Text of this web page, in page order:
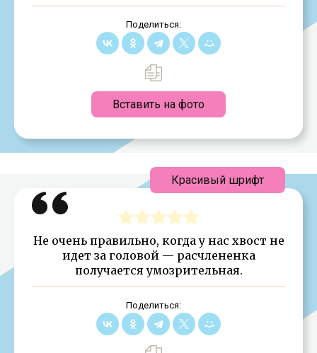
Поделиться:
Вставить на фото
Не очень правильно, когда у нас хвост не
идет за головой — расчлененка
получается умозрительная.
Поделиться:
Красивый шрифт